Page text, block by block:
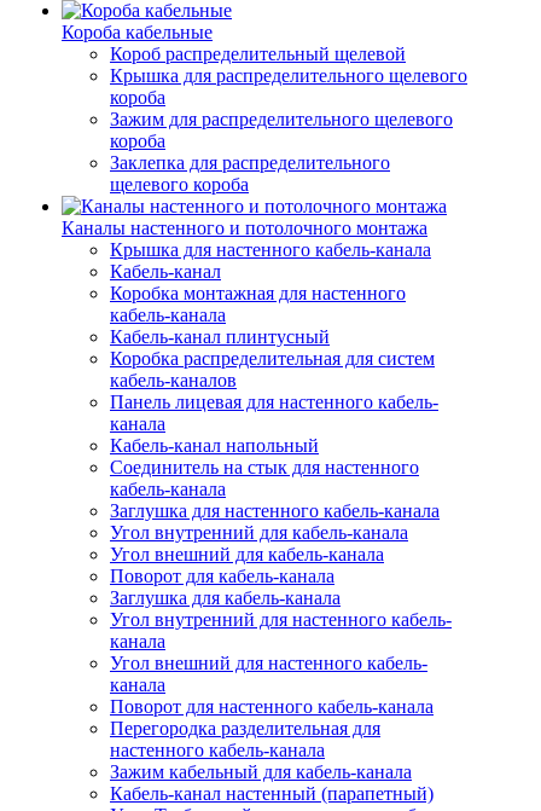
Короба кабельные
Короб распределительный щелевой
Крышка для распределительного щелевого
короба
Зажим для распределительного щелевого
короба
Заклепка для распределительного
щелевого короба
Каналы настенного и потолочного монтажа
Крышка для настенного кабель-канала
Кабель-канал
Коробка монтажная для настенного
кабель-канала
Кабель-канал плинтусный
Коробка распределительная для систем
кабель-каналов
Панель лицевая для настенного кабель-
канала
Кабель-канал напольный
Соединитель на стык для настенного
кабель-канала
Заглушка для настенного кабель-канала
Угол внутренний для кабель-канала
Угол внешний для кабель-канала
Поворот для кабель-канала
Заглушка для кабель-канала
Угол внутренний для настенного кабель-
канала
Угол внешний для настенного кабель-
канала
Поворот для настенного кабель-канала
Перегородка разделительная для
настенного кабель-канала
Зажим кабельный для кабель-канала
Кабель-канал настенный (парапетный)